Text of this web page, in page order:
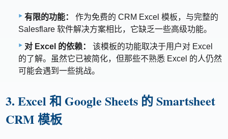
有限的功能：
作为免费的 CRM Excel 模板，与完整的
Salesflare 软件解决方案相比，它缺乏一些高级功能。
对 Excel 的依赖：
该模板的功能取决于用户对 Excel
的了解。虽然它已被简化，但那些不熟悉 Excel 的人仍然
可能会遇到一些挑战。
3. Excel 和 Google Sheets 的 Smartsheet
CRM 模板